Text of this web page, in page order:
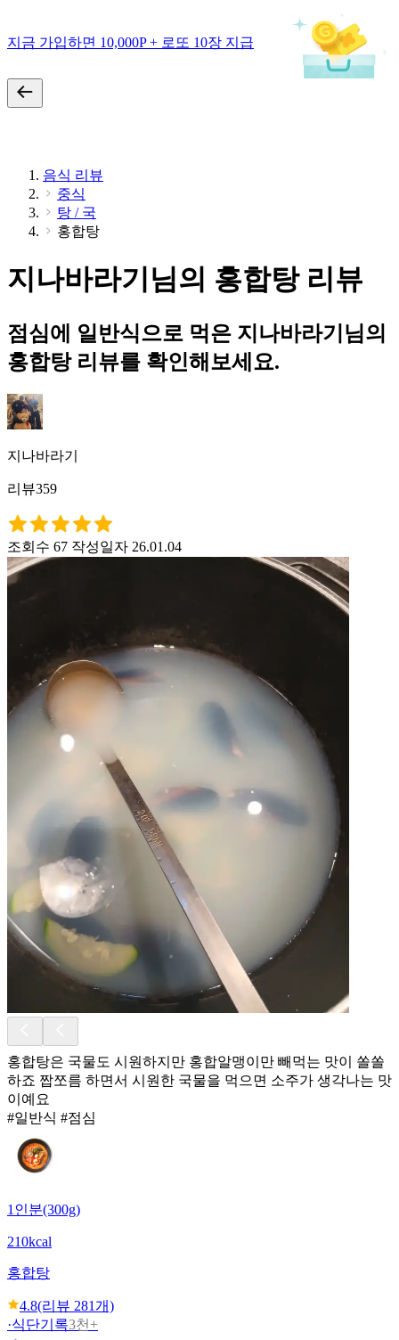
지금 가입하면 10,000P + 로또 10장 지급
음식 리뷰
중식
탕 / 국
홍합탕
지나바라기님의 홍합탕 리뷰
점심에 일반식으로 먹은 지나바라기님의
홍합탕 리뷰를 확인해보세요.
지나바라기
리뷰359
조회수 67 작성일자 26.01.04
홍합탕은 국물도 시원하지만 홍합알맹이만 빼먹는 맛이 쏠쏠
하죠 짭쪼름 하면서 시원한 국물을 먹으면 소주가 생각나는 맛
이예요
#일반식 #점심
1인분(300g)
210kcal
홍합탕
4.8(리뷰 281개)
·식단기록3천+